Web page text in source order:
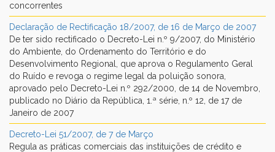
concorrentes
Declaração de Rectificação 18/2007, de 16 de Março de 2007
De ter sido rectificado o Decreto-Lei n.º 9/2007, do Ministério
do Ambiente, do Ordenamento do Território e do
Desenvolvimento Regional, que aprova o Regulamento Geral
do Ruído e revoga o regime legal da poluição sonora,
aprovado pelo Decreto-Lei n.º 292/2000, de 14 de Novembro,
publicado no Diário da República, 1.ª série, n.º 12, de 17 de
Janeiro de 2007
Decreto-Lei 51/2007, de 7 de Março
Regula as práticas comerciais das instituições de crédito e